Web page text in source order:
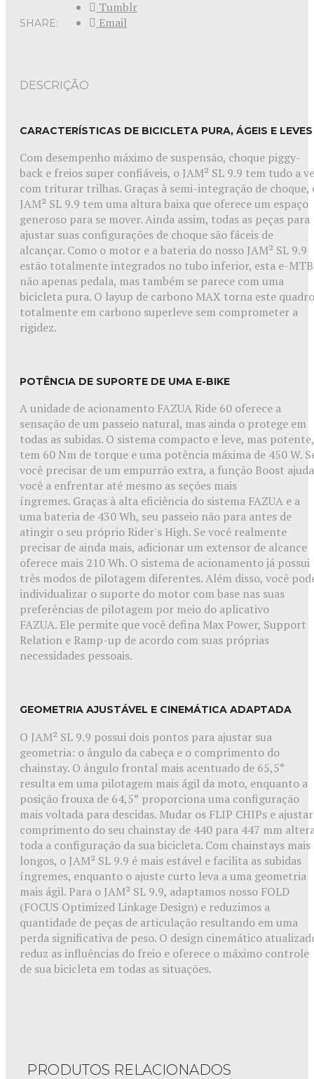
SHARE:
Tumblr
Email
DESCRIÇÃO
CARACTERÍSTICAS DE BICICLETA PURA, ÁGEIS E LEVES
Com desempenho máximo de suspensão, choque piggy-
back e freios super confiáveis, o JAM² SL 9.9 tem tudo a
com triturar trilhas. Graças à semi-integração de choque,
JAM² SL 9.9 tem uma altura baixa que oferece um espaço
generoso para se mover. Ainda assim, todas as peças para
ajustar suas configurações de choque são fáceis de
alcançar. Como o motor e a bateria do nosso JAM² SL 9.9
estão totalmente integrados no tubo inferior, esta e-MTB
não apenas pedala, mas também se parece com uma
bicicleta pura. O layup de carbono MAX torna este quadro
totalmente em carbono superleve sem comprometer a
rigidez.
POTÊNCIA DE SUPORTE DE UMA E-BIKE
A unidade de acionamento FAZUA Ride 60 oferece a
sensação de um passeio natural, mas ainda o protege em
todas as subidas. O sistema compacto e leve, mas potente,
tem 60 Nm de torque e uma potência máxima de 450 W.
você precisar de um empurrão extra, a função Boost ajuda
você a enfrentar até mesmo as seções mais
íngremes. Graças à alta eficiência do sistema FAZUA e a
uma bateria de 430 Wh, seu passeio não para antes de
atingir o seu próprio Rider's High. Se você realmente
precisar de ainda mais, adicionar um extensor de alcance
oferece mais 210 Wh. O sistema de acionamento já possui
três modos de pilotagem diferentes. Além disso, você
individualizar o suporte do motor com base nas suas
preferências de pilotagem por meio do aplicativo
FAZUA. Ele permite que você defina Max Power, Support
Relation e Ramp-up de acordo com suas próprias
necessidades pessoais.
GEOMETRIA AJUSTÁVEL E CINEMÁTICA ADAPTADA
O JAM² SL 9.9 possui dois pontos para ajustar sua
geometria: o ângulo da cabeça e o comprimento do
chainstay. O ângulo frontal mais acentuado de 65,5°
resulta em uma pilotagem mais ágil da moto, enquanto a
posição frouxa de 64,5° proporciona uma configuração
mais voltada para descidas. Mudar os FLIP CHIPs e
comprimento do seu chainstay de 440 para 447 mm
toda a configuração da sua bicicleta. Com chainstays mais
longos, o JAM² SL 9.9 é mais estável e facilita as subidas
íngremes, enquanto o ajuste curto leva a uma geometria
mais ágil. Para o JAM² SL 9.9, adaptamos nosso FOLD
(FOCUS Optimized Linkage Design) e reduzimos a
quantidade de peças de articulação resultando em uma
perda significativa de peso. O design cinemático
reduz as influências do freio e oferece o máximo controle
de sua bicicleta em todas as situações.
PRODUTOS RELACIONADOS